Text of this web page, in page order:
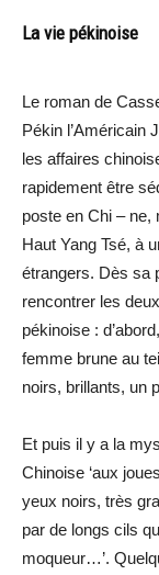
La vie pékinoise
Le roman de
Pékin l’Américain
les affaires
rapidement être
poste en Chi – ne,
Haut Yang Tsé, à
étrangers. Dès sa
rencontrer les
pékinoise :
femme brune au
noirs, brillants, un
Et puis il y a la
Chinoise ‘aux
yeux noirs, très
par de longs cils
moqueur…’.